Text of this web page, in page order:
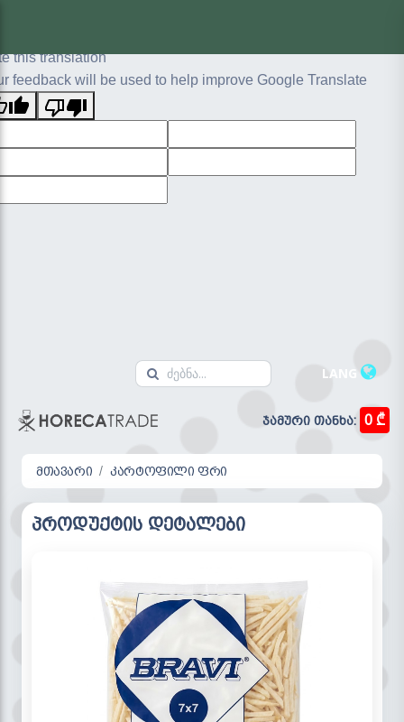
this translation
feedback will be used to help improve Google Translate
LANG
ჯამური თანხა: 0 ₾
მთავარი კარტოფილი ფრი
პროდუქტის დეტალები